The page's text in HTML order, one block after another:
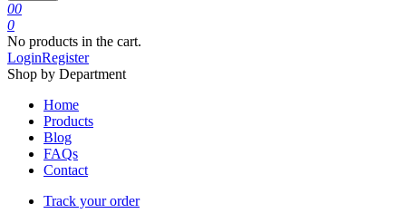
00
0
No products in the cart.
LoginRegister
Shop by Department
Home
Products
Blog
FAQs
Contact
Track your order